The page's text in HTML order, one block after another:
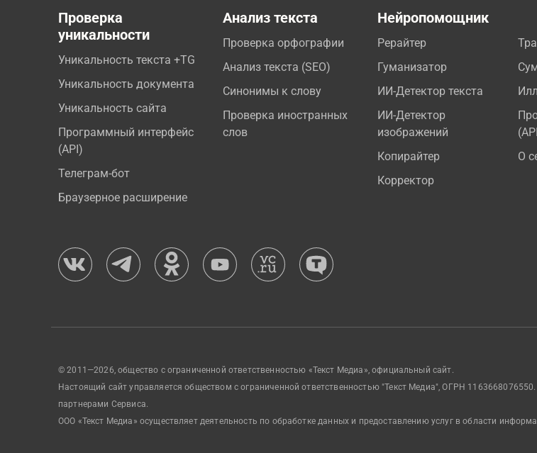
Проверка
уникальности
Уникальность текста +TG
Уникальность документа
Уникальность сайта
Программный интерфейс
(API)
Телеграм-бот
Браузерное расширение
Анализ текста
Проверка орфографии
Анализ текста (SEO)
Синонимы к слову
Проверка иностранных
слов
Нейропомощник
Рерайтер
Гуманизатор
ИИ-Детектор текста
ИИ-Детектор
изображений
Копирайтер
Корректор
О
© 2011—2026, общество с ограниченной ответственностью «Текст Медиа», официальный сайт.
Настоящий сайт управляется обществом с ограниченной ответственностью "Текст Медиа", ОГРН
партнерами Сервиса.
ООО «Текст Медиа» осуществляет деятельность по обработке данных и предоставлению услуг в области